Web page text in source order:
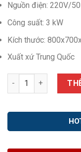
Nguồn điện: 220V/
Công suất: 3 kW
Kích thước:
Xuất xứ Trung Quốc
Bếp Âu 4 họng có lò